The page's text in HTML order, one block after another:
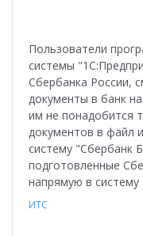
Пользователи
системы
Сбербанка России,
документы в банк
им не понадобится
документов в файл
систему "Сбербанк
подготовленные
напрямую в систему
ИТС